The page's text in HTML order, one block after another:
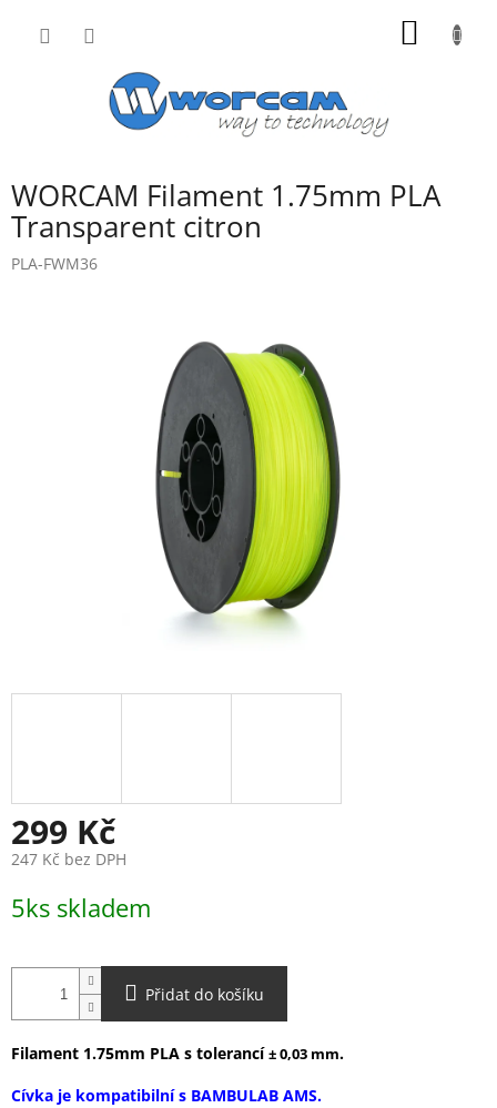
WORCAM Filament 1.75mm PLA
Transparent citron
PLA-FWM36
299 Kč
247 Kč bez DPH
cena:
5ks skladem
Přidat do košíku
Filament 1.75mm PLA s tolerancí± 0,03 mm.
Cívka je kompatibilní s BAMBULAB AMS.